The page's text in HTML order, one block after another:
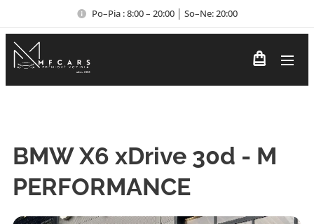
Po–Pia : 8:00 – 20:00 │ So–Ne: 20:00
BMW X6 xDrive 30d - M
PERFORMANCE